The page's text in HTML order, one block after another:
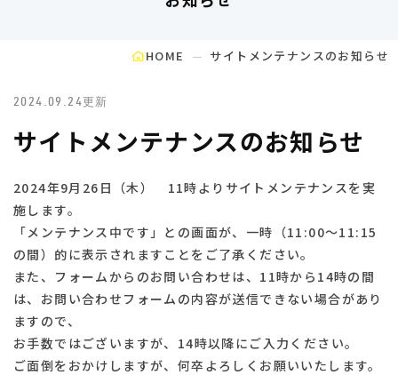
HOME サイトメンテナンスのお知らせ
2024.09.24更新
サイトメンテナンスのお知らせ
2024年9月26日（木） 11時よりサイトメンテナンスを実
施します。
「メンテナンス中です」との画面が、一時（11:00〜11:15
の間）的に表示されますことをご了承ください。
また、フォームからのお問い合わせは、11時から14時の間
は、お問い合わせフォームの内容が送信できない場合があり
ますので、
お手数ではございますが、14時以降にご入力ください。
ご面倒をおかけしますが、何卒よろしくお願いいたします。